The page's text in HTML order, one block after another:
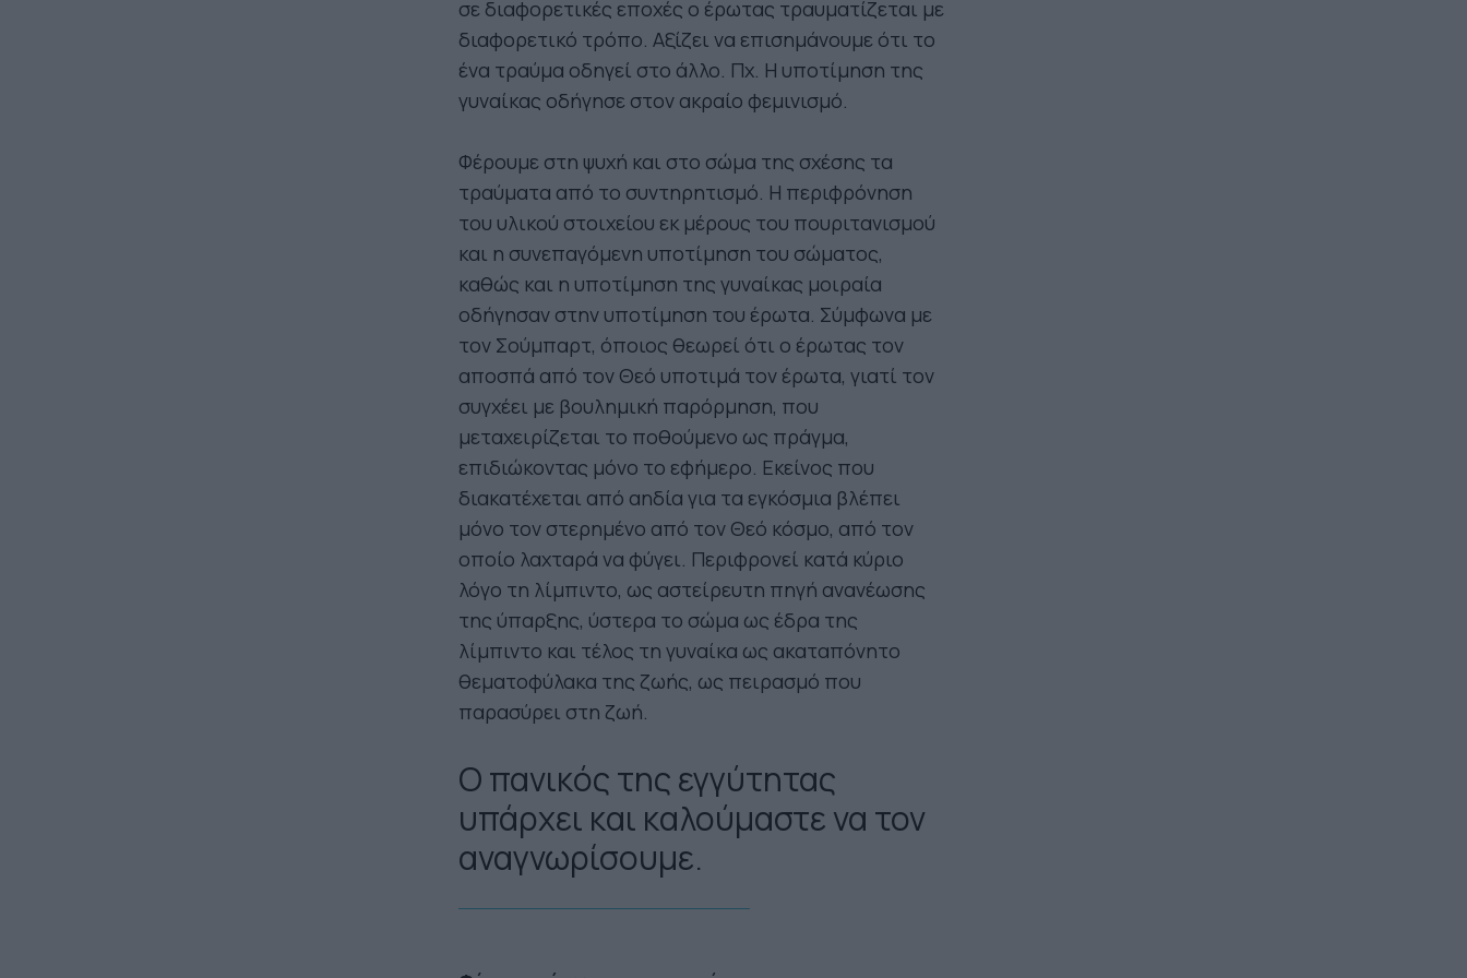
σε διαφορετικές εποχές ο έρωτας τραυματίζεται με
διαφορετικό τρόπο. Αξίζει να επισημάνουμε ότι το
ένα τραύμα οδηγεί στο άλλο. Πχ. Η υποτίμηση της
γυναίκας οδήγησε στον ακραίο φεμινισμό.
Φέρουμε στη ψυχή και στο σώμα της σχέσης τα
τραύματα από το συντηρητισμό. Η περιφρόνηση
του υλικού στοιχείου εκ μέρους του πουριτανισμού
και η συνεπαγόμενη υποτίμηση του σώματος,
καθώς και η υποτίμηση της γυναίκας μοιραία
οδήγησαν στην υποτίμηση του έρωτα. Σύμφωνα με
τον Σούμπαρτ, όποιος θεωρεί ότι ο έρωτας τον
αποσπά από τον Θεό υποτιμά τον έρωτα, γιατί τον
συγχέει με βουλημική παρόρμηση, που
μεταχειρίζεται το ποθούμενο ως πράγμα,
επιδιώκοντας μόνο το εφήμερο. Εκείνος που
διακατέχεται από αηδία για τα εγκόσμια βλέπει
μόνο τον στερημένο από τον Θεό κόσμο, από τον
οποίο λαχταρά να φύγει. Περιφρονεί κατά κύριο
λόγο τη λίμπιντο, ως αστείρευτη πηγή ανανέωσης
της ύπαρξης, ύστερα το σώμα ως έδρα της
λίμπιντο και τέλος τη γυναίκα ως ακαταπόνητο
θεματοφύλακα της ζωής, ως πειρασμό που
παρασύρει στη ζωή.
Ο πανικός της εγγύτητας
υπάρχει και καλούμαστε να τον
αναγνωρίσουμε.